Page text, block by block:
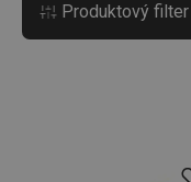
Produktový filter